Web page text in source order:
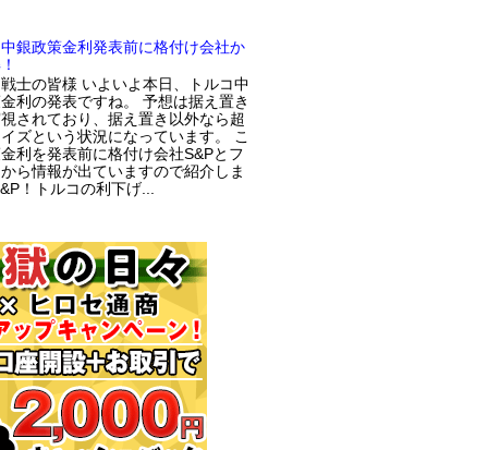
銀政策金利発表前に格付け会社か
士の皆様 いよいよ本日、トルコ中
利の発表ですね。 予想は据え置き
されており、据え置き以外なら超
ズという状況になっています。 こ
利を発表前に格付け会社S&Pとフ
ら情報が出ていますので紹介しま
！トルコの利下げ...